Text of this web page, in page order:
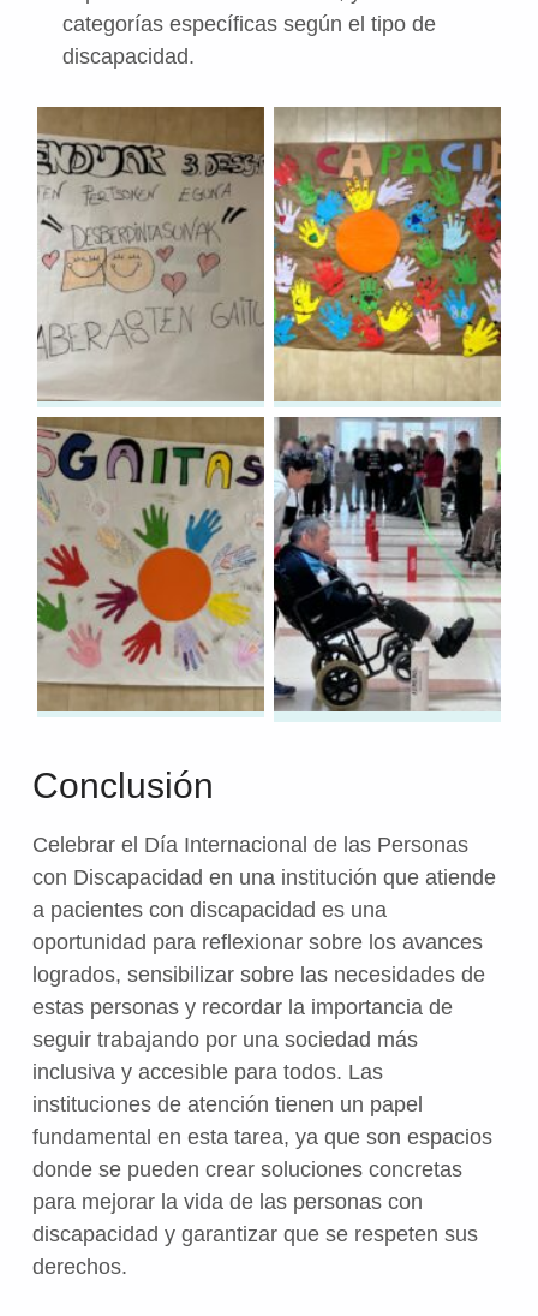
categorías específicas según el tipo de
discapacidad.
Conclusión
Celebrar el Día Internacional de las Personas
con Discapacidad en una institución que atiende
a pacientes con discapacidad es una
oportunidad para reflexionar sobre los avances
logrados, sensibilizar sobre las necesidades de
estas personas y recordar la importancia de
seguir trabajando por una sociedad más
inclusiva y accesible para todos. Las
instituciones de atención tienen un papel
fundamental en esta tarea, ya que son espacios
donde se pueden crear soluciones concretas
para mejorar la vida de las personas con
discapacidad y garantizar que se respeten sus
derechos.